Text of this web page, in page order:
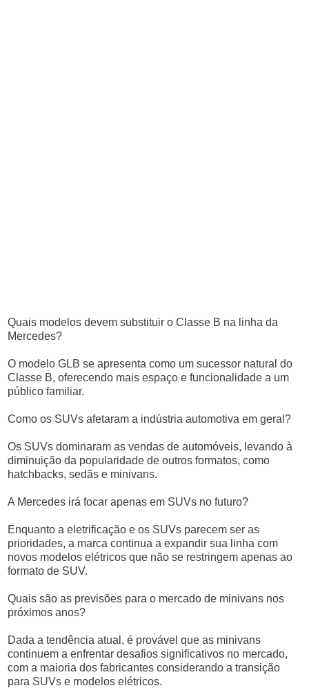
Quais modelos devem substituir o Classe B na linha da
Mercedes?
O modelo GLB se apresenta como um sucessor natural do
Classe B, oferecendo mais espaço e funcionalidade a um
público familiar.
Como os SUVs afetaram a indústria automotiva em geral?
Os SUVs dominaram as vendas de automóveis, levando à
diminuição da popularidade de outros formatos, como
hatchbacks, sedãs e minivans.
A Mercedes irá focar apenas em SUVs no futuro?
Enquanto a eletrificação e os SUVs parecem ser as
prioridades, a marca continua a expandir sua linha com
novos modelos elétricos que não se restringem apenas ao
formato de SUV.
Quais são as previsões para o mercado de minivans nos
próximos anos?
Dada a tendência atual, é provável que as minivans
continuem a enfrentar desafios significativos no mercado,
com a maioria dos fabricantes considerando a transição
para SUVs e modelos elétricos.